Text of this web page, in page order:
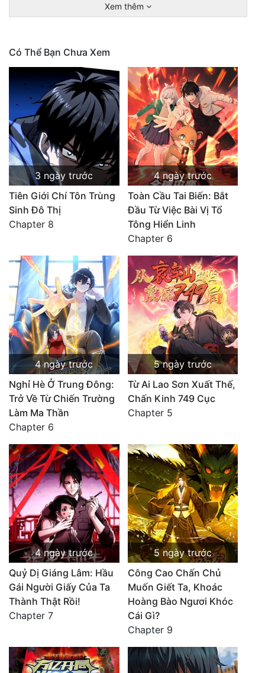
Xem thêm
Có Thể Bạn Chưa Xem
3 ngày trước
Tiên Giới Chí Tôn Trùng
Sinh Đô Thị
Chapter 8
4 ngày trước
Toàn Cầu Tai Biến: Bắt
Đầu Từ Việc Bài Vị Tổ
Tông Hiển Linh
Chapter 6
4 ngày trước
Nghỉ Hè Ở Trung Đông:
Trở Về Từ Chiến Trường
Làm Ma Thần
Chapter 6
5 ngày trước
Từ Ai Lao Sơn Xuất Thế,
Chấn Kinh 749 Cục
Chapter 5
4 ngày trước
Quỷ Dị Giáng Lâm: Hầu
Gái Người Giấy Của Ta
Thành Thật Rồi!
Chapter 7
5 ngày trước
Công Cao Chấn Chủ
Muốn Giết Ta, Khoác
Hoàng Bào Ngươi Khóc
Cái Gì?
Chapter 9